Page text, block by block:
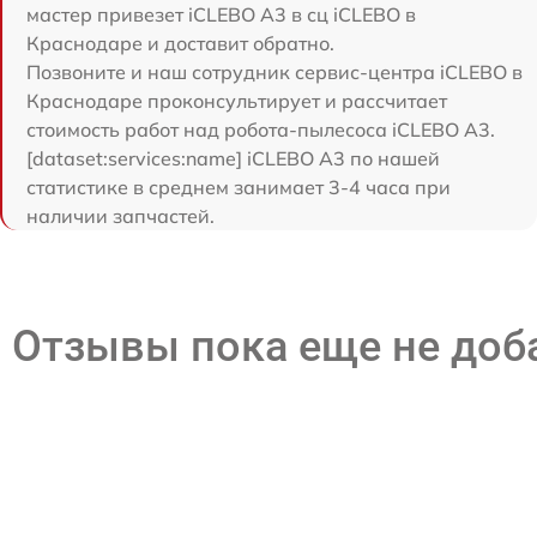
мастер привезет iCLEBO A3 в сц iCLEBO в
Краснодаре и доставит обратно.
Позвоните и наш сотрудник сервис-центра iCLEBO в
Краснодаре проконсультирует и рассчитает
стоимость работ над робота-пылесоса iCLEBO A3.
[dataset:services:name] iCLEBO A3 по нашей
статистике в среднем занимает 3-4 часа при
наличии запчастей.
Отзывы пока еще не